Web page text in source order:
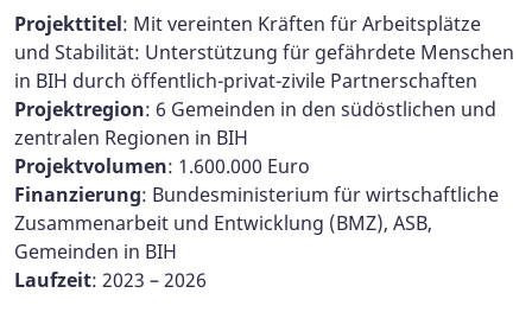
Projekttitel: Mit vereinten Kräften für Arbeitsplätze
und Stabilität: Unterstützung für gefährdete Menschen
in BIH durch öffentlich-privat-zivile Partnerschaften
Projektregion: 6 Gemeinden in den südöstlichen und
zentralen Regionen in BIH
Projektvolumen: 1.600.000 Euro
Finanzierung: Bundesministerium für wirtschaftliche
Zusammenarbeit und Entwicklung (BMZ), ASB,
Gemeinden in BIH
Laufzeit: 2023 – 2026